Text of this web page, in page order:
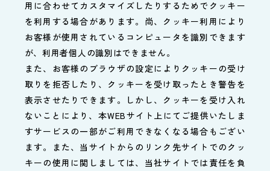
用に合わせてカスタマイズしたりするためでクッキー
を利用する場合があります。尚、クッキー利用により
お客様が使用されているコンピュータを識別できます
が、利用者個人の識別はできません。
また、お客様のブラウザの設定によりクッキーの受け
取りを拒否したり、クッキーを受け取ったとき警告を
表示させたりできます。しかし、クッキーを受け入れ
ないことにより、本WEBサイト上にてご提供いたしま
すサービスの一部がご利用できなくなる場合もござい
ます。また、当サイトからのリンク先サイトでのクッ
キーの使用に関しましては、当社サイトでは責任を負